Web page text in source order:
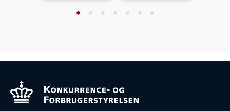
• • • • • • •